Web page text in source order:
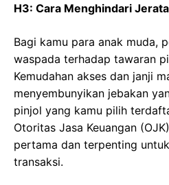
H3: Cara Menghindari
Bagi kamu para anak muda,
waspada terhadap tawaran
Kemudahan akses dan janji
menyembunyikan jebakan
pinjol yang kamu pilih
Otoritas Jasa Keuangan
pertama dan terpenting
transaksi.